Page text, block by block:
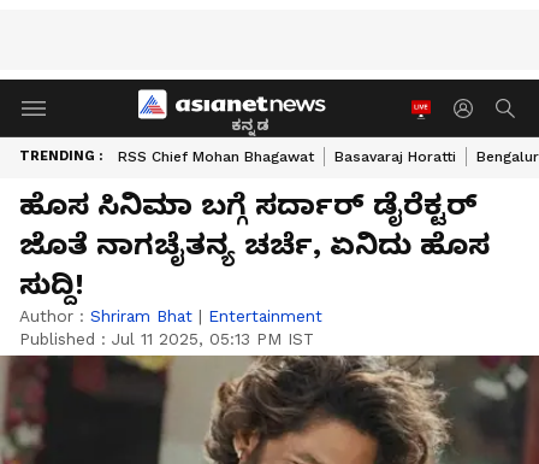
ಕನ್ನಡ
TRENDING : RSS Chief Mohan Bhagawat Basavaraj Horatti
ಹೊಸ ಸಿನಿಮಾ ಬಗ್ಗೆ ಸರ್ದಾರ್ ಡೈರೆಕ್ಟರ್
ಜೊತೆ ನಾಗಚೈತನ್ಯ ಚರ್ಚೆ, ಏನಿದು ಹೊಸ
ಸುದ್ದಿ!
Author : Shriram Bhat | Entertainment
Published : Jul 11 2025, 05:13 PM IST